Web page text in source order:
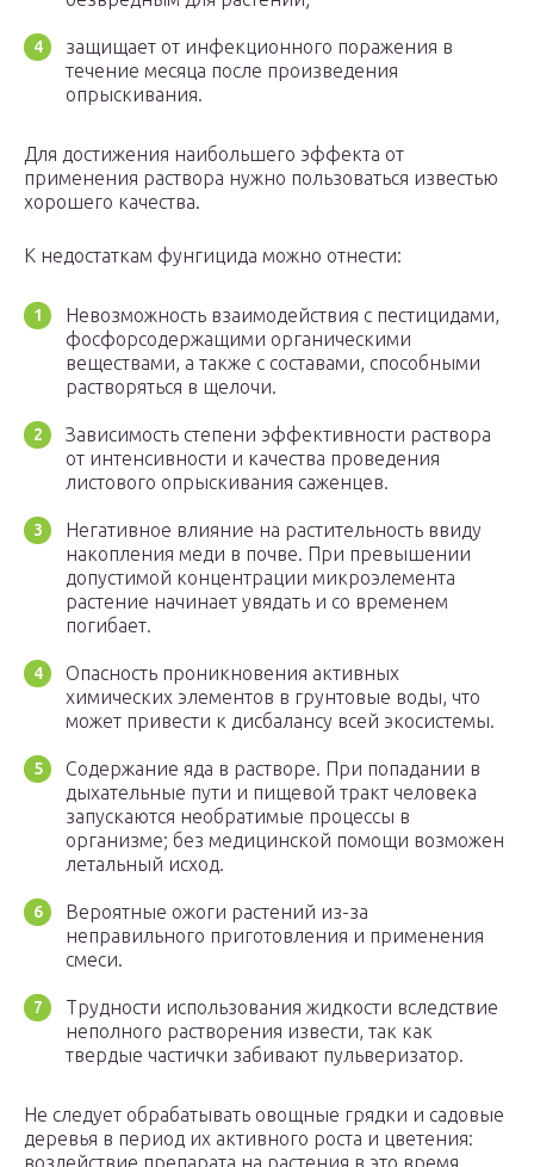
защищает от инфекционного поражения в
течение месяца после произведения
опрыскивания.
Для достижения наибольшего эффекта от
применения раствора нужно пользоваться известью
хорошего качества.
К недостаткам фунгицида можно отнести:
Невозможность взаимодействия с пестицидами,
фосфорсодержащими органическими
веществами, а также с составами, способными
растворяться в щелочи.
Зависимость степени эффективности раствора
от интенсивности и качества проведения
листового опрыскивания саженцев.
Негативное влияние на растительность ввиду
накопления меди в почве. При превышении
допустимой концентрации микроэлемента
растение начинает увядать и со временем
погибает.
Опасность проникновения активных
химических элементов в грунтовые воды, что
может привести к дисбалансу всей экосистемы.
Содержание яда в растворе. При попадании в
дыхательные пути и пищевой тракт человека
запускаются необратимые процессы в
организме; без медицинской помощи возможен
летальный исход.
Вероятные ожоги растений из-за
неправильного приготовления и применения
смеси.
Трудности использования жидкости вследствие
неполного растворения извести, так как
твердые частички забивают пульверизатор.
Не следует обрабатывать овощные грядки и садовые
деревья в период их активного роста и цветения:
воздействие препарата на растения в это время